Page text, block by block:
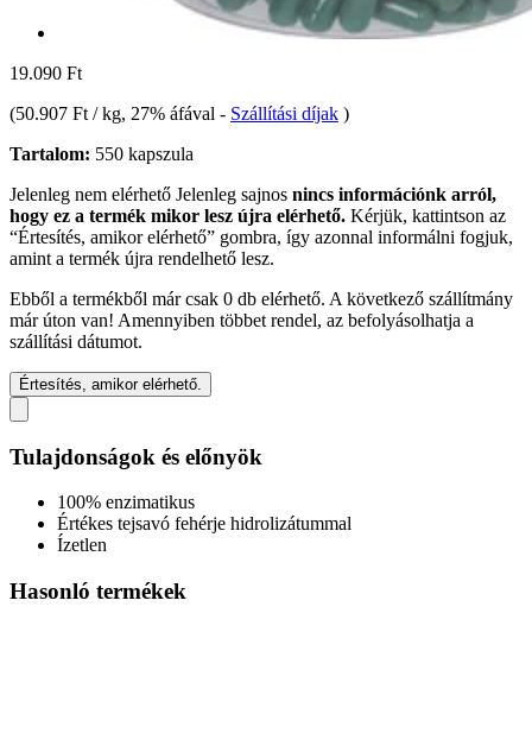
19.090 Ft
(50.907 Ft / kg, 27% áfával - Szállítási díjak )
Tartalom: 550 kapszula
Jelenleg nem elérhető Jelenleg sajnos nincs információnk arról,
hogy ez a termék mikor lesz újra elérhető. Kérjük, kattintson az
“Értesítés, amikor elérhető” gombra, így azonnal informálni fogjuk,
amint a termék újra rendelhető lesz.
Ebből a termékből már csak 0 db elérhető. A következő szállítmány
már úton van! Amennyiben többet rendel, az befolyásolhatja a
szállítási dátumot.
Értesítés, amikor elérhető.
Tulajdonságok és előnyök
100% enzimatikus
Értékes tejsavó fehérje hidrolizátummal
Ízetlen
Hasonló termékek